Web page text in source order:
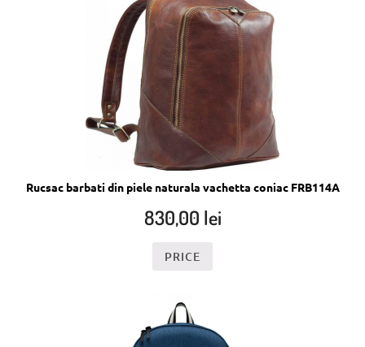
Rucsac barbati din piele naturala vachetta coniac FRB114A
830,00 lei
PRICE